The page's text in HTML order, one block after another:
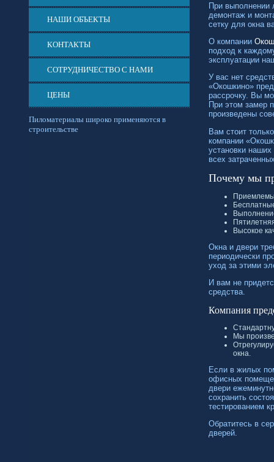
НАШИ ОБЪЕКТЫ
КОНТАКТЫ
СОТРУДНИЧЕСТВО С НАМИ
ЦЕНЫ
Пиломатериалы широко применяются в
строительстве
При выполнении
демонтаж и
сетку для окна
О компании
подход к
эксплуатации
У вас нет
«Окошкино»
рассрочку. Вы
При этом замер
произведены
Вам стоит
компании
установки
всех
Почему мы
Высокое
Окна и двери
периодически
уход за этими
И вам не
средства.
Компания
Мы
окна.
Если в жилых
офисных
двери
сохранить
тестированием
Обратитесь в
дверей.